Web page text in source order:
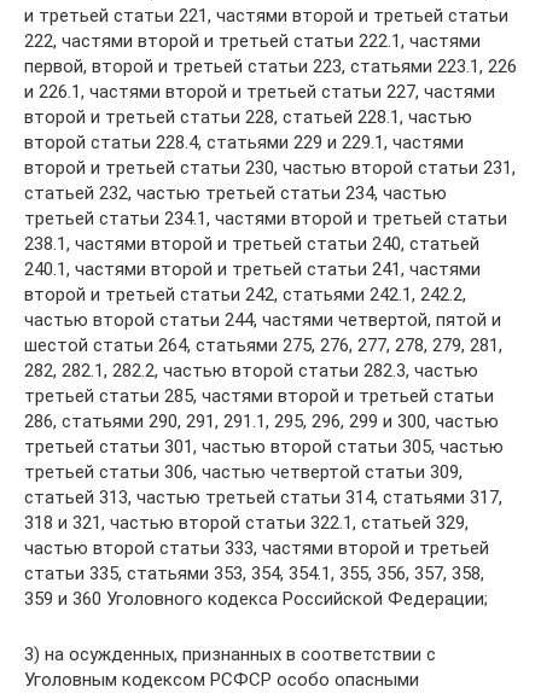
и третьей статьи 221, частями второй и третьей статьи
222, частями второй и третьей статьи 222.1, частями
первой, второй и третьей статьи 223, статьями 223.1, 226
и 226.1, частями второй и третьей статьи 227, частями
второй и третьей статьи 228, статьей 228.1, частью
второй статьи 228.4, статьями 229 и 229.1, частями
второй и третьей статьи 230, частью второй статьи 231,
статьей 232, частью третьей статьи 234, частью
третьей статьи 234.1, частями второй и третьей статьи
238.1, частями второй и третьей статьи 240, статьей
240.1, частями второй и третьей статьи 241, частями
второй и третьей статьи 242, статьями 242.1, 242.2,
частью второй статьи 244, частями четвертой, пятой и
шестой статьи 264, статьями 275, 276, 277, 278, 279, 281,
282, 282.1, 282.2, частью второй статьи 282.3, частью
третьей статьи 285, частями второй и третьей статьи
286, статьями 290, 291, 291.1, 295, 296, 299 и 300, частью
третьей статьи 301, частью второй статьи 305, частью
третьей статьи 306, частью четвертой статьи 309,
статьей 313, частью третьей статьи 314, статьями 317,
318 и 321, частью второй статьи 322.1, статьей 329,
частью второй статьи 333, частями второй и третьей
статьи 335, статьями 353, 354, 354.1, 355, 356, 357, 358,
359 и 360 Уголовного кодекса Российской Федерации;
3) на осужденных, признанных в соответствии с
Уголовным кодексом РСФСР особо опасными